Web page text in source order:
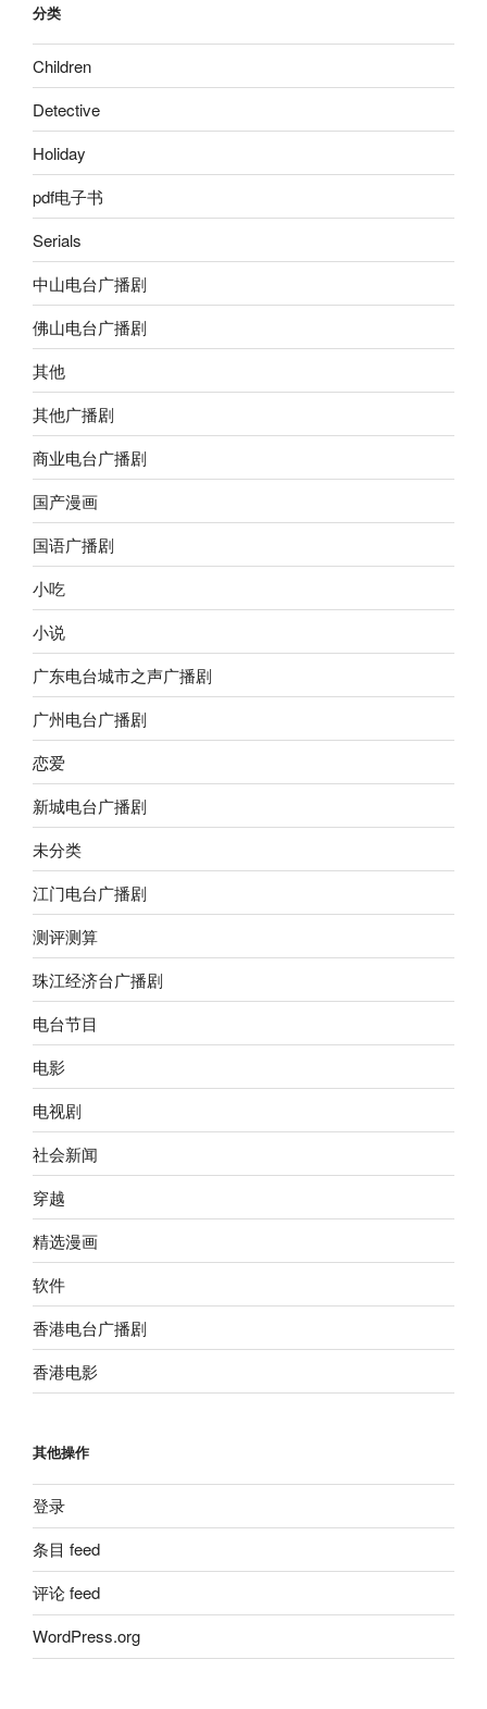
分类
Children
Detective
Holiday
pdf电子书
Serials
中山电台广播剧
佛山电台广播剧
其他
其他广播剧
商业电台广播剧
国产漫画
国语广播剧
小吃
小说
广东电台城市之声广播剧
广州电台广播剧
恋爱
新城电台广播剧
未分类
江门电台广播剧
测评测算
珠江经济台广播剧
电台节目
电影
电视剧
社会新闻
穿越
精选漫画
软件
香港电台广播剧
香港电影
其他操作
登录
条目 feed
评论 feed
WordPress.org